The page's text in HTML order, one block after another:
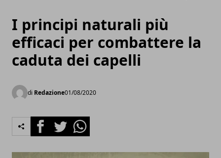
I principi naturali più
efficaci per combattere la
caduta dei capelli
di Redazione01/08/2020
FacebookTwitterWhatsapp